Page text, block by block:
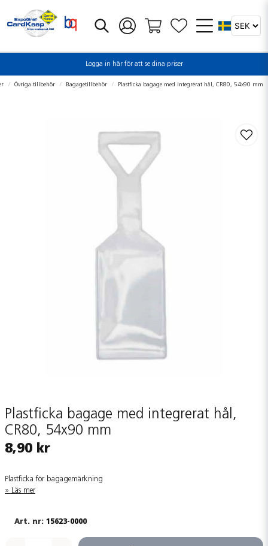
Logga in här för att se dina priser
Övriga tillbehör Bagagetillbehör Plastficka bagage med integrerat hål, CR80, 54x90 mm
Plastficka bagage med integrerat hål,
CR80, 54x90 mm
8,90 kr
Plastficka för bagagemärkning
Läs mer
15623-0000